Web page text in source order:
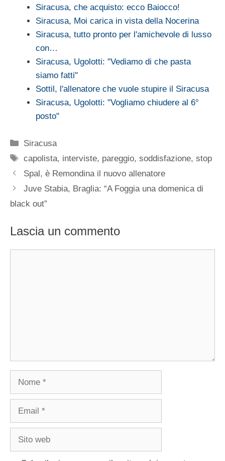
Siracusa, che acquisto: ecco Baiocco!
Siracusa, Moi carica in vista della Nocerina
Siracusa, tutto pronto per l'amichevole di lusso
con…
Siracusa, Ugolotti: "Vediamo di che pasta
siamo fatti"
Sottil, l'allenatore che vuole stupire il Siracusa
Siracusa, Ugolotti: "Vogliamo chiudere al 6°
posto"
Categorie
Siracusa
Tag
capolista, interviste, pareggio,soddisfazione,stop
Spal, è Remondina il nuovo allenatore
Juve Stabia, Braglia: “A Foggia una domenica di
black out”
Lascia un commento
Nome
Email
Sito